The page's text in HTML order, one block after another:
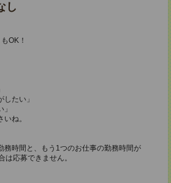
し
OK！
したい」
ね。
務時間と、もう1つのお仕事の勤務時間が
は応募できません。